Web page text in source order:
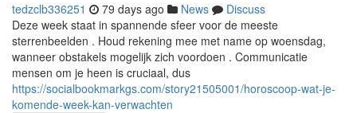
tedzclb336251 79 days ago News
Discuss
Deze week staat in spannende sfeer voor de meeste
sterrenbeelden . Houd rekening mee met name op woensdag,
wanneer obstakels mogelijk zich voordoen . Communicatie
mensen om je heen is cruciaal, dus
https://socialbookmarkgs.com/story21505001/horoscoop-wat-je-
komende-week-kan-verwachten